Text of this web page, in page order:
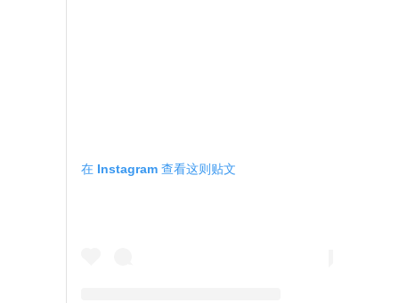
在 Instagram 查看这则贴文